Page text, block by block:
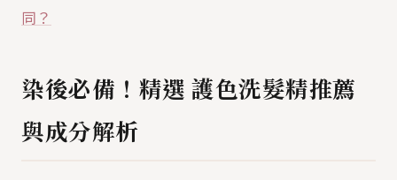
同？
染後必備！精選 護色洗髮精推薦
與成分解析